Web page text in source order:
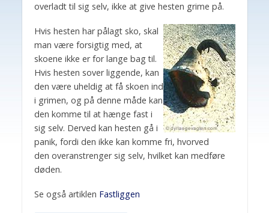
overladt til sig selv, ikke at give hesten grime på.
Hvis hesten har pålagt sko, skal
man være forsigtig med, at
skoene ikke er for lange bag til.
Hvis hesten sover liggende, kan
den være uheldig at få skoen ind
i grimen, og på denne måde kan
den komme til at hænge fast i
sig selv. Derved kan hesten gå i
panik, fordi den ikke kan komme fri, hvorved
den overanstrenger sig selv, hvilket kan medføre
døden.
Se også artiklen Fastliggen